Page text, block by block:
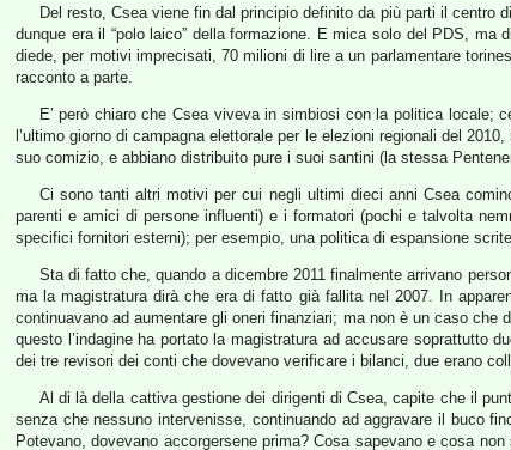
Del resto, Csea viene fin dal principio definito da più parti il centro
dunque era il “polo laico” della formazione. E mica solo del PDS,
diede, per motivi imprecisati, 70 milioni di lire a un parlamentare
racconto a parte.
E’ però chiaro che Csea viveva in simbiosi con la politica locale;
l’ultimo giorno di campagna elettorale per le elezioni regionali del
suo comizio, e abbiano distribuito pure i suoi santini (la stessa
Ci sono tanti altri motivi per cui negli ultimi dieci anni Csea
parenti e amici di persone influenti) e i formatori (pochi e talvolta
specifici fornitori esterni); per esempio, una politica di espansione
Sta di fatto che, quando a dicembre 2011 finalmente arrivano
ma la magistratura dirà che era di fatto già fallita nel 2007. In
continuavano ad aumentare gli oneri finanziari; ma non è un caso
questo l’indagine ha portato la magistratura ad accusare soprattutto
dei tre revisori dei conti che dovevano verificare i bilanci, due erano
Al di là della cattiva gestione dei dirigenti di Csea, capite che il
senza che nessuno intervenisse, continuando ad aggravare il buco
Potevano, dovevano accorgersene prima? Cosa sapevano e cosa